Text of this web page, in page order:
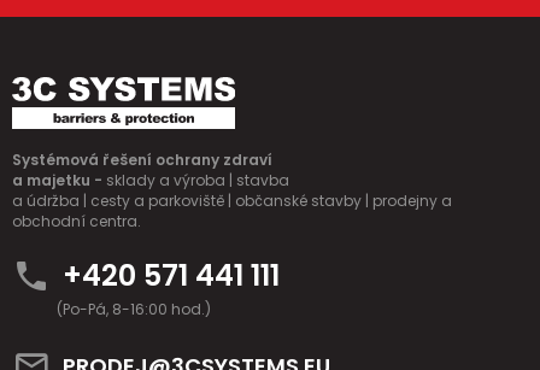
Systémová řešení ochrany zdraví
a majetku - sklady a výroba | stavba
a údržba | cesty a parkoviště | občanské stavby | prodejny a
obchodní centra.
+420 571 441 111
(Po-Pá, 8-16:00 hod.)